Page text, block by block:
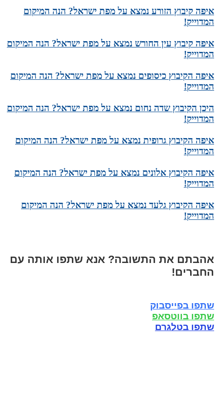
איפה קיבוץ הזורע נמצא על מפת ישראל? הנה המיקום
המדוייק!
איפה קיבוץ עין החורש נמצא על מפת ישראל? הנה המיקום
המדוייק!
איפה הקיבוץ כיסופים נמצא על מפת ישראל? הנה המיקום
המדוייק!
היכן הקיבוץ שדה נחום נמצא על מפת ישראל? הנה המיקום
המדוייק!
איפה הקיבוץ גרופית נמצא על מפת ישראל? הנה המיקום
המדוייק!
איפה הקיבוץ אלונים נמצא על מפת ישראל? הנה המיקום
המדוייק!
איפה הקיבוץ גלעד נמצא על מפת ישראל? הנה המיקום
המדוייק!
אהבתם את התשובה? אנא שתפו אותה עם
החברים!
שתפו בפייסבוק
שתפו בווטסאפ
שתפו בטלגרם